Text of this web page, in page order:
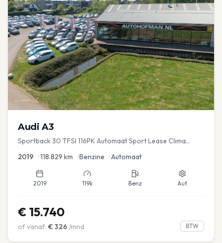
Audi A3
Sportback 30 TFSI 116PK Automaat Sport Lease Clima
2019 •118.829 km •Benzine •Automaat
2019 119k Benz Aut
€ 15.740
of vanaf: € 326 /mnd BTW